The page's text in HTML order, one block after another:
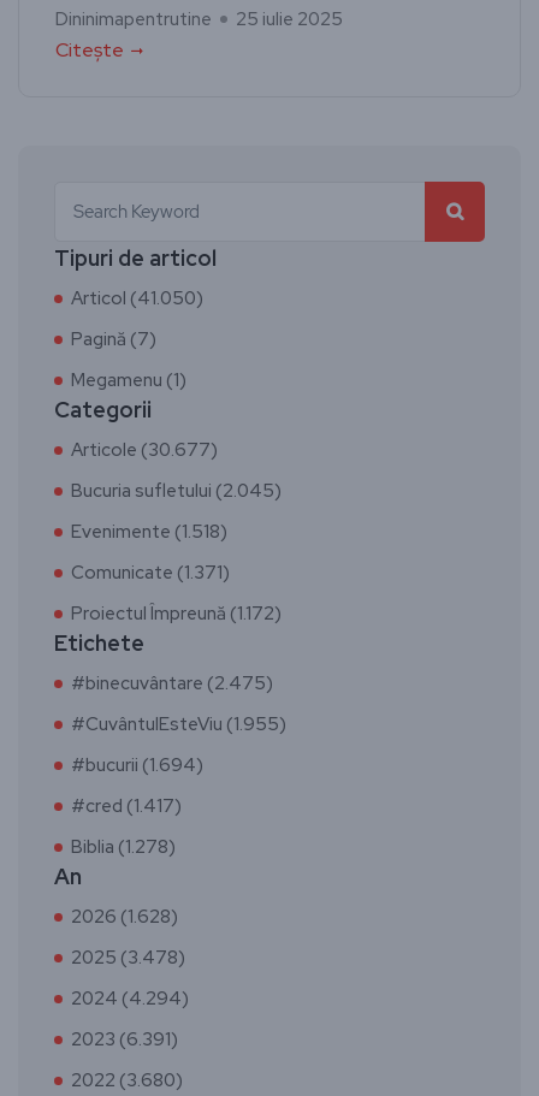
Dininimapentrutine 25 iulie 2025
Citește
Tipuri de articol
Articol (41.050)
Pagină (7)
Megamenu (1)
Categorii
Articole (30.677)
Bucuria sufletului (2.045)
Evenimente (1.518)
Comunicate (1.371)
Proiectul Împreună (1.172)
Etichete
#binecuvântare (2.475)
#CuvântulEsteViu (1.955)
#bucurii (1.694)
#cred (1.417)
Biblia (1.278)
An
2026 (1.628)
2025 (3.478)
2024 (4.294)
2023 (6.391)
2022 (3.680)